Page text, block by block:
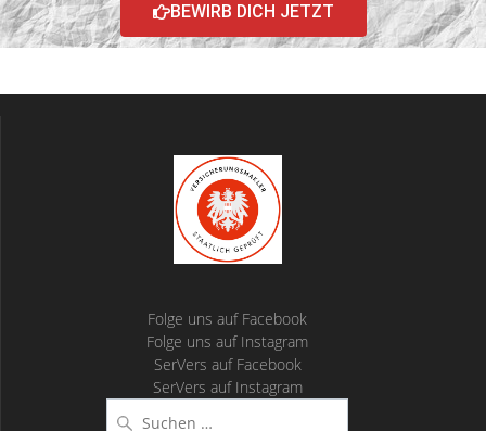
BEWIRB DICH JETZT
Folge uns auf Facebook
Folge uns auf Instagram
SerVers auf Facebook
SerVers auf Instagram